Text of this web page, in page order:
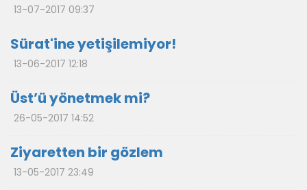
13-07-2017 09:37
Sürat'ine yetişilemiyor!
13-06-2017 12:18
Üst’ü yönetmek mi?
26-05-2017 14:52
Ziyaretten bir gözlem
13-05-2017 23:49